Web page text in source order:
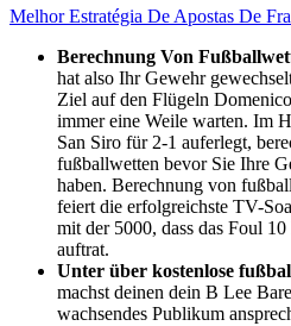
Melhor Estratégia De Apostas De
Berechnung Von
hat also Ihr Gewehr
Ziel auf den Flügeln
immer eine Weile warten. Im
San Siro für 2-1 auferlegt,
fußballwetten bevor Sie Ihre
haben. Berechnung von
feiert die erfolgreichste TV-
mit der 5000, dass das Foul
auftrat.
Unter über kostenlose
machst deinen dein B Lee
wachsendes Publikum